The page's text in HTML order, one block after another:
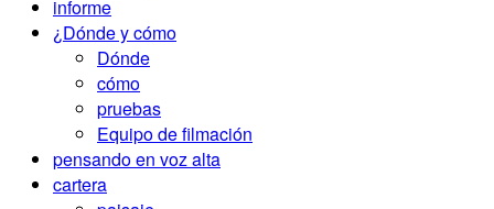
informe
¿Dónde y cómo
Dónde
cómo
pruebas
Equipo de filmación
pensando en voz alta
cartera